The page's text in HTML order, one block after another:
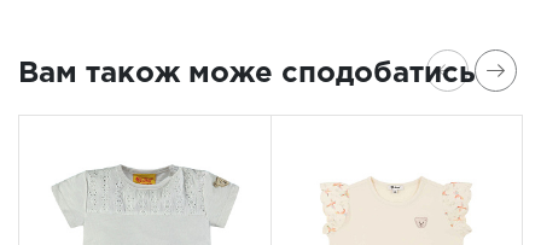
Вам також може сподобатись